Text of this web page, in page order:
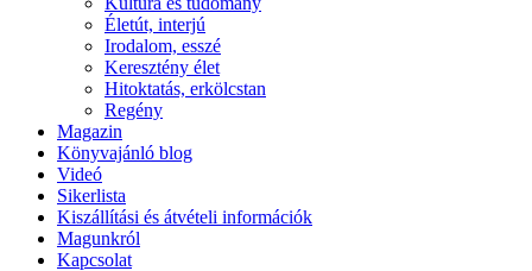
Életút, interjú
Irodalom, esszé
Keresztény élet
Hitoktatás, erkölcstan
Regény
Magazin
Könyvajánló blog
Videó
Sikerlista
Kiszállítási és átvételi információk
Magunkról
Kapcsolat